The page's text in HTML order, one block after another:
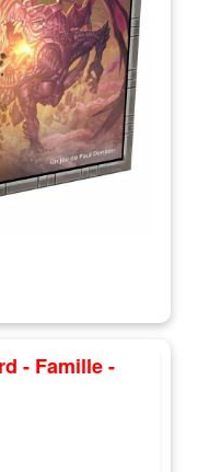
- Famille -